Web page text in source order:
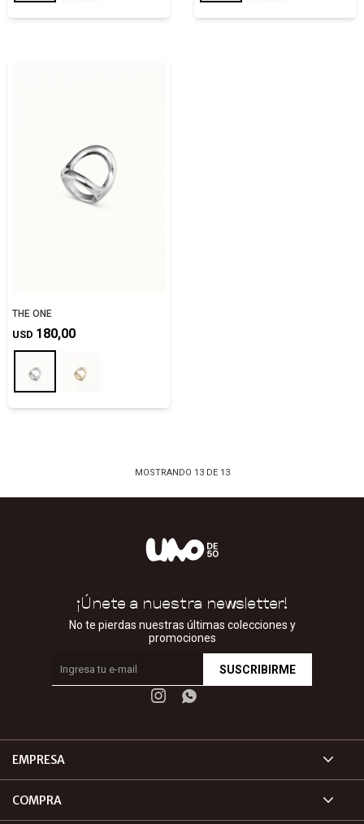
THE ONE
USD 180,00
MOSTRANDO 13DE 13
EMPRESA
COMPRA
¡Únete a nuestra newsletter!
No te pierdas nuestras últimas colecciones y
promociones
SUSCRIBIRME
 